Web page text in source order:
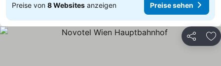
Preise von 8 Websites anzeigen Preise sehen
Teilen